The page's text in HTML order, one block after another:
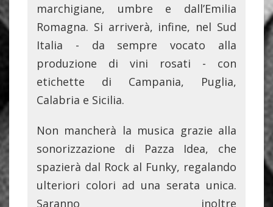
marchigiane, umbre e dall’Emilia
Romagna. Si arriverà, infine, nel Sud
Italia - da sempre vocato alla
produzione di vini rosati - con
etichette di Campania, Puglia,
Calabria e Sicilia.
Non mancherà la musica grazie alla
sonorizzazione di Pazza Idea, che
spazierà dal Rock al Funky, regalando
ulteriori colori ad una serata unica.
Saranno inoltre